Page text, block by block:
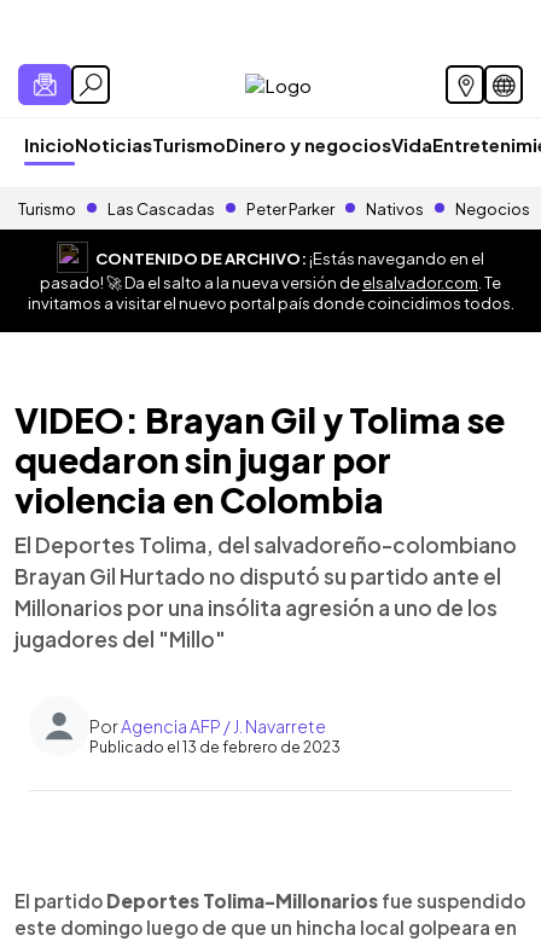
InicioNoticiasTurismoDinero y negociosVida
Turismo Las Cascadas Peter Parker Nativos Negocios
CONTENIDO DE ARCHIVO:¡Estás navegando en el
pasado! 🚀 Da el salto a la nueva versión deelsalvador.com . Te
invitamos a visitar el nuevo portal país donde coincidimos todos.
VIDEO: Brayan Gil y Tolima se
quedaron sin jugar por
violencia en Colombia
El Deportes Tolima, del salvadoreño-colombiano
Brayan Gil Hurtado no disputó su partido ante el
Millonarios por una insólita agresión a uno de los
jugadores del "Millo"
PorAgencia AFP / J. Navarrete
Publicado el 13 de febrero de 2023
► Escuchar artículo
El partido Deportes Tolima-Millonarios fue suspendido
este domingo luego de que un hincha local golpeara en